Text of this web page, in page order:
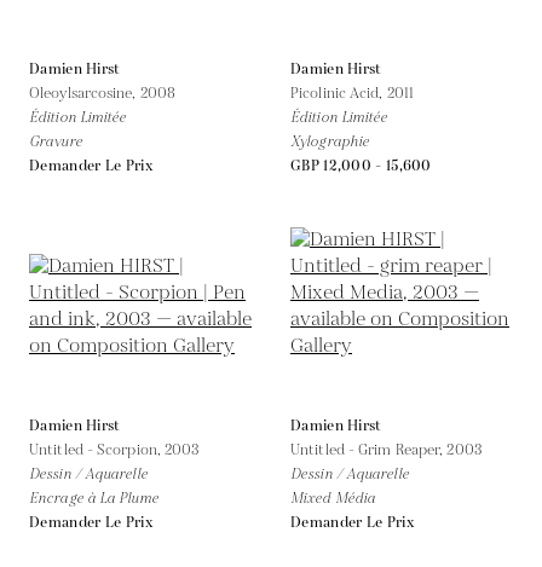
Damien Hirst
Oleoylsarcosine, 2008
Édition Limitée
Gravure
Demander Le Prix
Damien Hirst
Picolinic Acid, 2011
Édition Limitée
Xylographie
GBP 12,000 - 15,600
Damien Hirst
Untitled - Scorpion,2003
Dessin / Aquarelle
Encrage à La Plume
Demander Le Prix
Damien Hirst
Untitled - Grim Reaper,2003
Dessin / Aquarelle
Mixed Média
Demander Le Prix